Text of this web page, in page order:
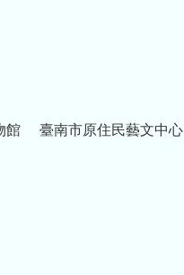
館 臺南市原住民藝文中心